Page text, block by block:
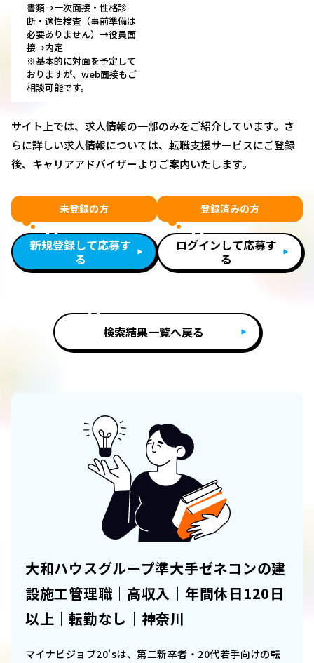
書類→一次面接・性格診
断・適性検査（事前準備は
必要ありません）→役員面
接→内定
※基本的に対面を予定して
おりますが、web面接もご
相談可能です。
サイト上では、求人情報の一部のみをご紹介しています。さ
らに詳しい求人情報については、転職支援サービスにご登録
後、キャリアアドバイザーよりご案内いたします。
未登録の方
新規登録して応募す
る
登録済みの方
ログインして応募す
る
検索結果一覧へ戻る
大和ハウスグループ準大手ゼネコンの建
設施工管理職｜高収入｜年間休日120日
以上｜転勤なし｜神奈川
マイナビジョブ20'sは、第二新卒者・20代若手向けの転